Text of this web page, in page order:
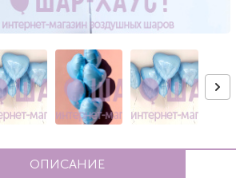
ОПИСАНИЕ